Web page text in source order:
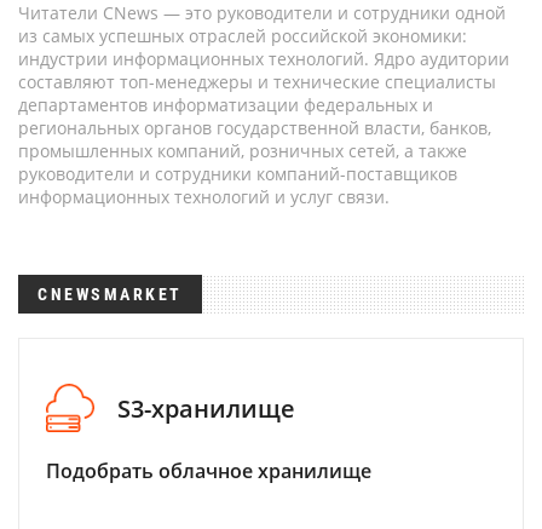
Читатели CNews — это руководители и сотрудники одной
из самых успешных отраслей российской экономики:
индустрии информационных технологий. Ядро аудитории
составляют топ-менеджеры и технические специалисты
департаментов информатизации федеральных и
региональных органов государственной власти, банков,
промышленных компаний, розничных сетей, а также
руководители и сотрудники компаний-поставщиков
информационных технологий и услуг связи.
CNEWSMARKET
S3-хранилище
Подобрать облачное хранилище